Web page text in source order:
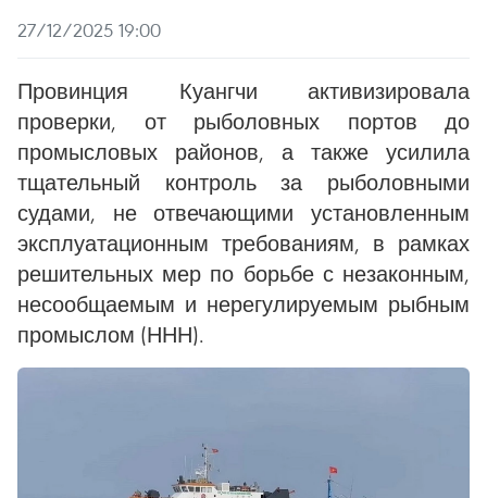
27/12/2025 19:00
Провинция Куангчи активизировала
проверки, от рыболовных портов до
промысловых районов, а также усилила
тщательный контроль за рыболовными
судами, не отвечающими установленным
эксплуатационным требованиям, в рамках
решительных мер по борьбе с незаконным,
несообщаемым и нерегулируемым рыбным
промыслом (ННН).